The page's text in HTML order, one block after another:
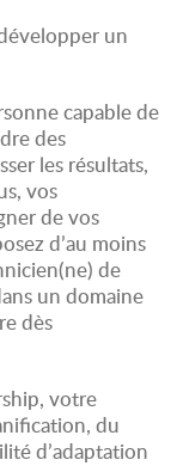
un
capable de
des
les résultats,
vos
de vos
d’au moins
de
un domaine
dès
votre
du
d’adaptation